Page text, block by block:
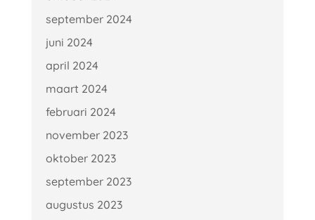
september 2024
juni 2024
april 2024
maart 2024
februari 2024
november 2023
oktober 2023
september 2023
augustus 2023